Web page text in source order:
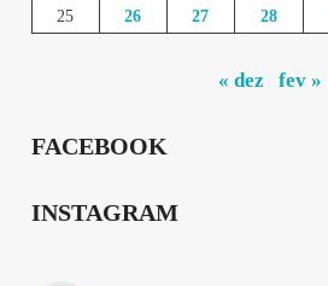
25
26 27 28
« dez fev »
FACEBOOK
INSTAGRAM